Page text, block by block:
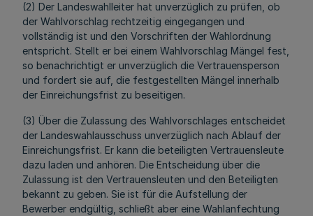
(2) Der Landeswahlleiter hat unverzüglich zu prüfen, ob
der Wahlvorschlag rechtzeitig eingegangen und
vollständig ist und den Vorschriften der Wahlordnung
entspricht. Stellt er bei einem Wahlvorschlag Mängel fest,
so benachrichtigt er unverzüglich die Vertrauensperson
und fordert sie auf, die festgestellten Mängel innerhalb
der Einreichungsfrist zu beseitigen.
(3) Über die Zulassung des Wahlvorschlages entscheidet
der Landeswahlausschuss unverzüglich nach Ablauf der
Einreichungsfrist. Er kann die beteiligten Vertrauensleute
dazu laden und anhören. Die Entscheidung über die
Zulassung ist den Vertrauensleuten und den Beteiligten
bekannt zu geben. Sie ist für die Aufstellung der
Bewerber endgültig, schließt aber eine Wahlanfechtung